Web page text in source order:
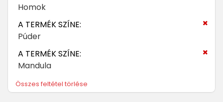
Homok
A TERMÉK SZÍNE:
Púder
A TERMÉK SZÍNE:
Mandula
Összes feltétel törlése